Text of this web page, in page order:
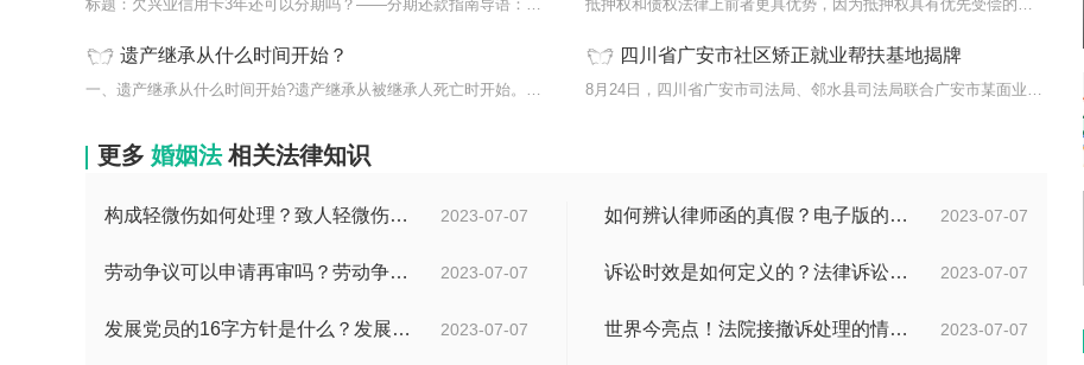
遗产继承从什么时间开始？ 四川省广安市社区矫正就业帮扶基地揭牌
更多 婚姻法 相关法律知识
2023-07-07
构成轻微伤如何处理？致人轻微伤对方不出院讹人怎么办？ 2023-07-07
如何辨认律师函的真假？电子版的律师函是真的吗？
2023-07-07
劳动争议可以申请再审吗？劳动争议二审后还可以上诉吗？ 2023-07-07
诉讼时效是如何定义的？法律诉讼有效期是多久？
2023-07-07
发展党员的16字方针是什么？发展党员程序有哪些？ 全球消息 2023-07-07
世界今亮点！法院接撤诉处理的情况是什么？离婚案件撤诉后什么时候可以再起诉？